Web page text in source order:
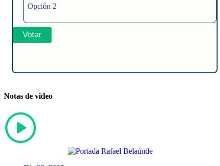
Opción 2
Notas de video